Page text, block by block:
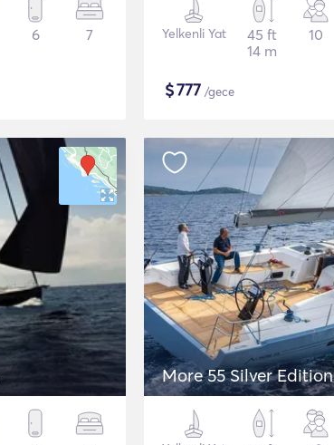
6 7 Yelkenli Yat
45 ft
14 m
10
$777 /gece
More 55 Silver Edition